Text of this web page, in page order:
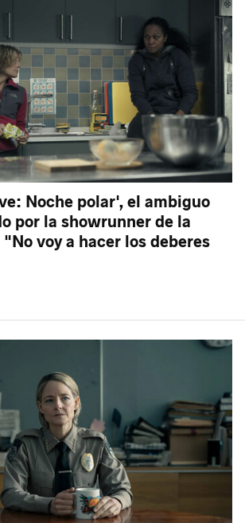
Noche polar', el ambiguo
por la showrunner de la
voy a hacer los deberes